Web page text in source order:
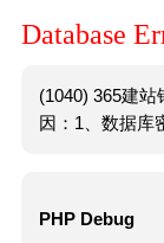
Database
(1040) 365建
因：1、数据库
PHP Debug